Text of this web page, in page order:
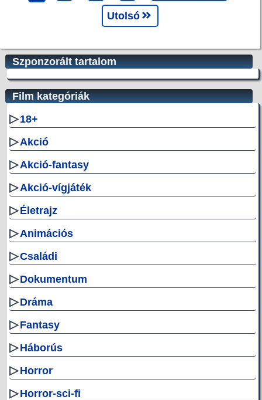
Utolsó
Szponzorált tartalom
Film kategóriák
▷18+
▷Akció
▷Akció-fantasy
▷Akció-vígjáték
▷Életrajz
▷Animációs
▷Családi
▷Dokumentum
▷Dráma
▷Fantasy
▷Háborús
▷Horror
▷Horror-sci-fi